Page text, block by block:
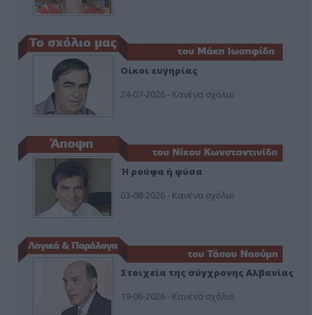
Οίκοι ευγηρίας
24-07-2026 - Κανένα σχόλιο
Ή ρούφα ή φύσα
03-08-2026 - Κανένα σχόλιο
Στοιχεία της σύγχρονης Αλβανίας
19-06-2026 - Κανένα σχόλιο